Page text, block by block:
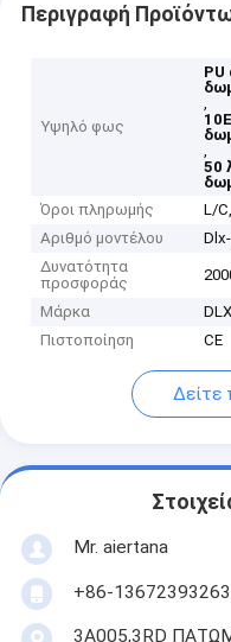
Περιγραφή
Υψηλό φως
PU
,
,
50
Όροι πληρωμής
L/
Αριθμό μοντέλου
Δυνατότητα
προσφοράς
Μάρκα
DLX
Πιστοποίηση
CE
Δείτε
Mr. aiertana
+86-13672393263
3A005,3RD